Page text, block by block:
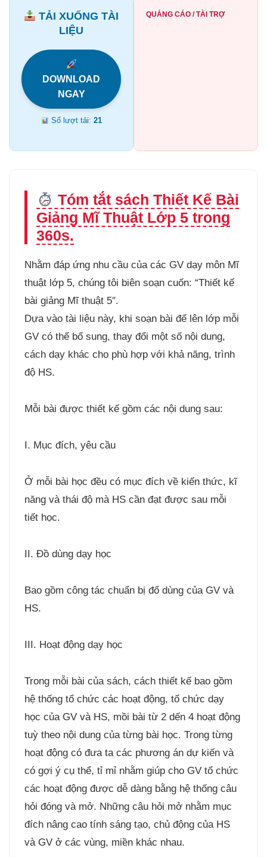
TẢI XUỐNG TÀI
LIỆU
DOWNLOAD
NGAY
Số lượt tải:21
QUẢNG CÁO / TÀI TRỢ
Tóm tắt sách Thiết Kế Bài
Giảng Mĩ Thuật Lớp 5 trong
360s.
Nhằm đáp ứng nhu cầu của các GV dạy môn Mĩ
thuật lớp 5, chúng tôi biên soạn cuốn: “Thiết kế
bài giảng Mĩ thuật 5″.
Dựa vào tài liệu này, khi soạn bài để lên lớp mỗi
GV có thể bổ sung, thay đổi một số nội dung,
cách dạy khác cho phù hợp với khả năng, trình
độ HS.
Mỗi bài được thiết kế gồm các nội dung sau:
I. Mục đích, yêu cầu
Ở mỗi bài học đều có mục đích về kiến thức, kĩ
năng và thái độ mà HS cần đạt được sau mỗi
tiết học.
II. Đồ dùng dạy học
Bao gồm công tác chuẩn bị đổ dùng của GV và
HS.
III. Hoạt động dạy học
Trong mỗi bài của sách, cách thiết kế bao gồm
hệ thống tổ chức các hoạt động, tổ chức dạy
học của GV và HS, mồi bài từ 2 dến 4 hoạt động
tuỳ theo nội dung của từng bài học. Trong từng
hoạt động có đưa ta các phương án dự kiến và
có gợi ý cụ thể, tỉ mỉ nhằm giúp cho GV tổ chức
các hoạt động được dễ dàng bằng hệ thống câu
hỏi đóng và mở. Những câu hỏi mở nhằm mục
đích nâng cao tính sáng tạo, chủ động của HS
và GV ở các vùng, miền khác nhau.